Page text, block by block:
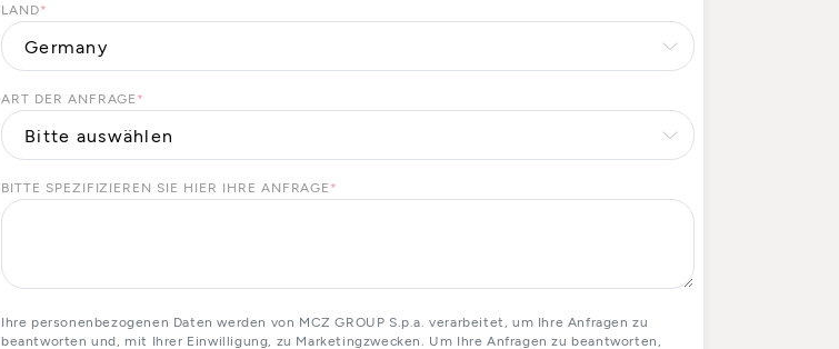
LAND*
ART DER ANFRAGE *
BITTE SPEZIFIZIEREN SIE HIER IHRE ANFRAGE *
Ihre personenbezogenen Daten werden von MCZ GROUP S.p.a. verarbeitet, um Ihre Anfragen zu
beantworten und, mit Ihrer Einwilligung, zu Marketingzwecken. Um Ihre Anfragen zu beantworten,